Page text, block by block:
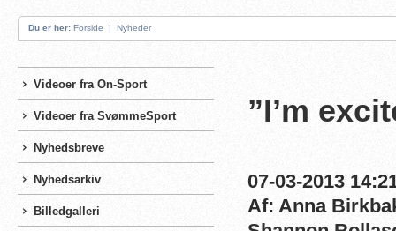
Du er her: Forside | Nyheder
Videoer fra On-Sport
Videoer fra SvømmeSport
Nyhedsbreve
Nyhedsarkiv
Billedgalleri
”I’m
07-03-2013
Af: Anna